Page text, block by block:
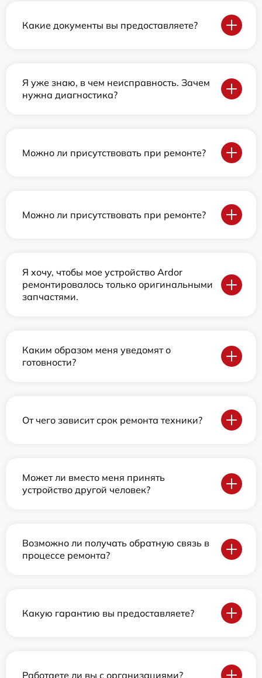
Какие документы вы предоставляете?
Я уже знаю, в чем неисправность. Зачем
нужна диагностика?
Можно ли присутствовать при ремонте?
Можно ли присутствовать при ремонте?
Я хочу, чтобы мое устройство Ardor
ремонтировалось только оригинальными
запчастями.
Каким образом меня уведомят о
готовности?
От чего зависит срок ремонта техники?
Может ли вместо меня принять
устройство другой человек?
Возможно ли получать обратную связь в
процессе ремонта?
Какую гарантию вы предоставляете?
Работаете ли вы с организациями?